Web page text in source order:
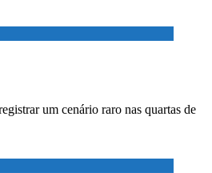
um cenário raro nas quartas de